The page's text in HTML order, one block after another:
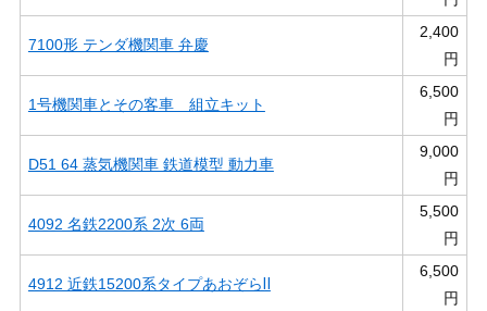
7100形 テンダ機関車 弁慶
2,400
円
1号機関車とその客車 組立キット
6,500
円
D51 64 蒸気機関車 鉄道模型 動力車
9,000
円
4092 名鉄2200系 2次 6両
5,500
円
4912 近鉄15200系タイプあおぞらⅡ
6,500
円